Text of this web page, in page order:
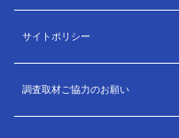
サイトポリシー
調査取材ご協力のお願い